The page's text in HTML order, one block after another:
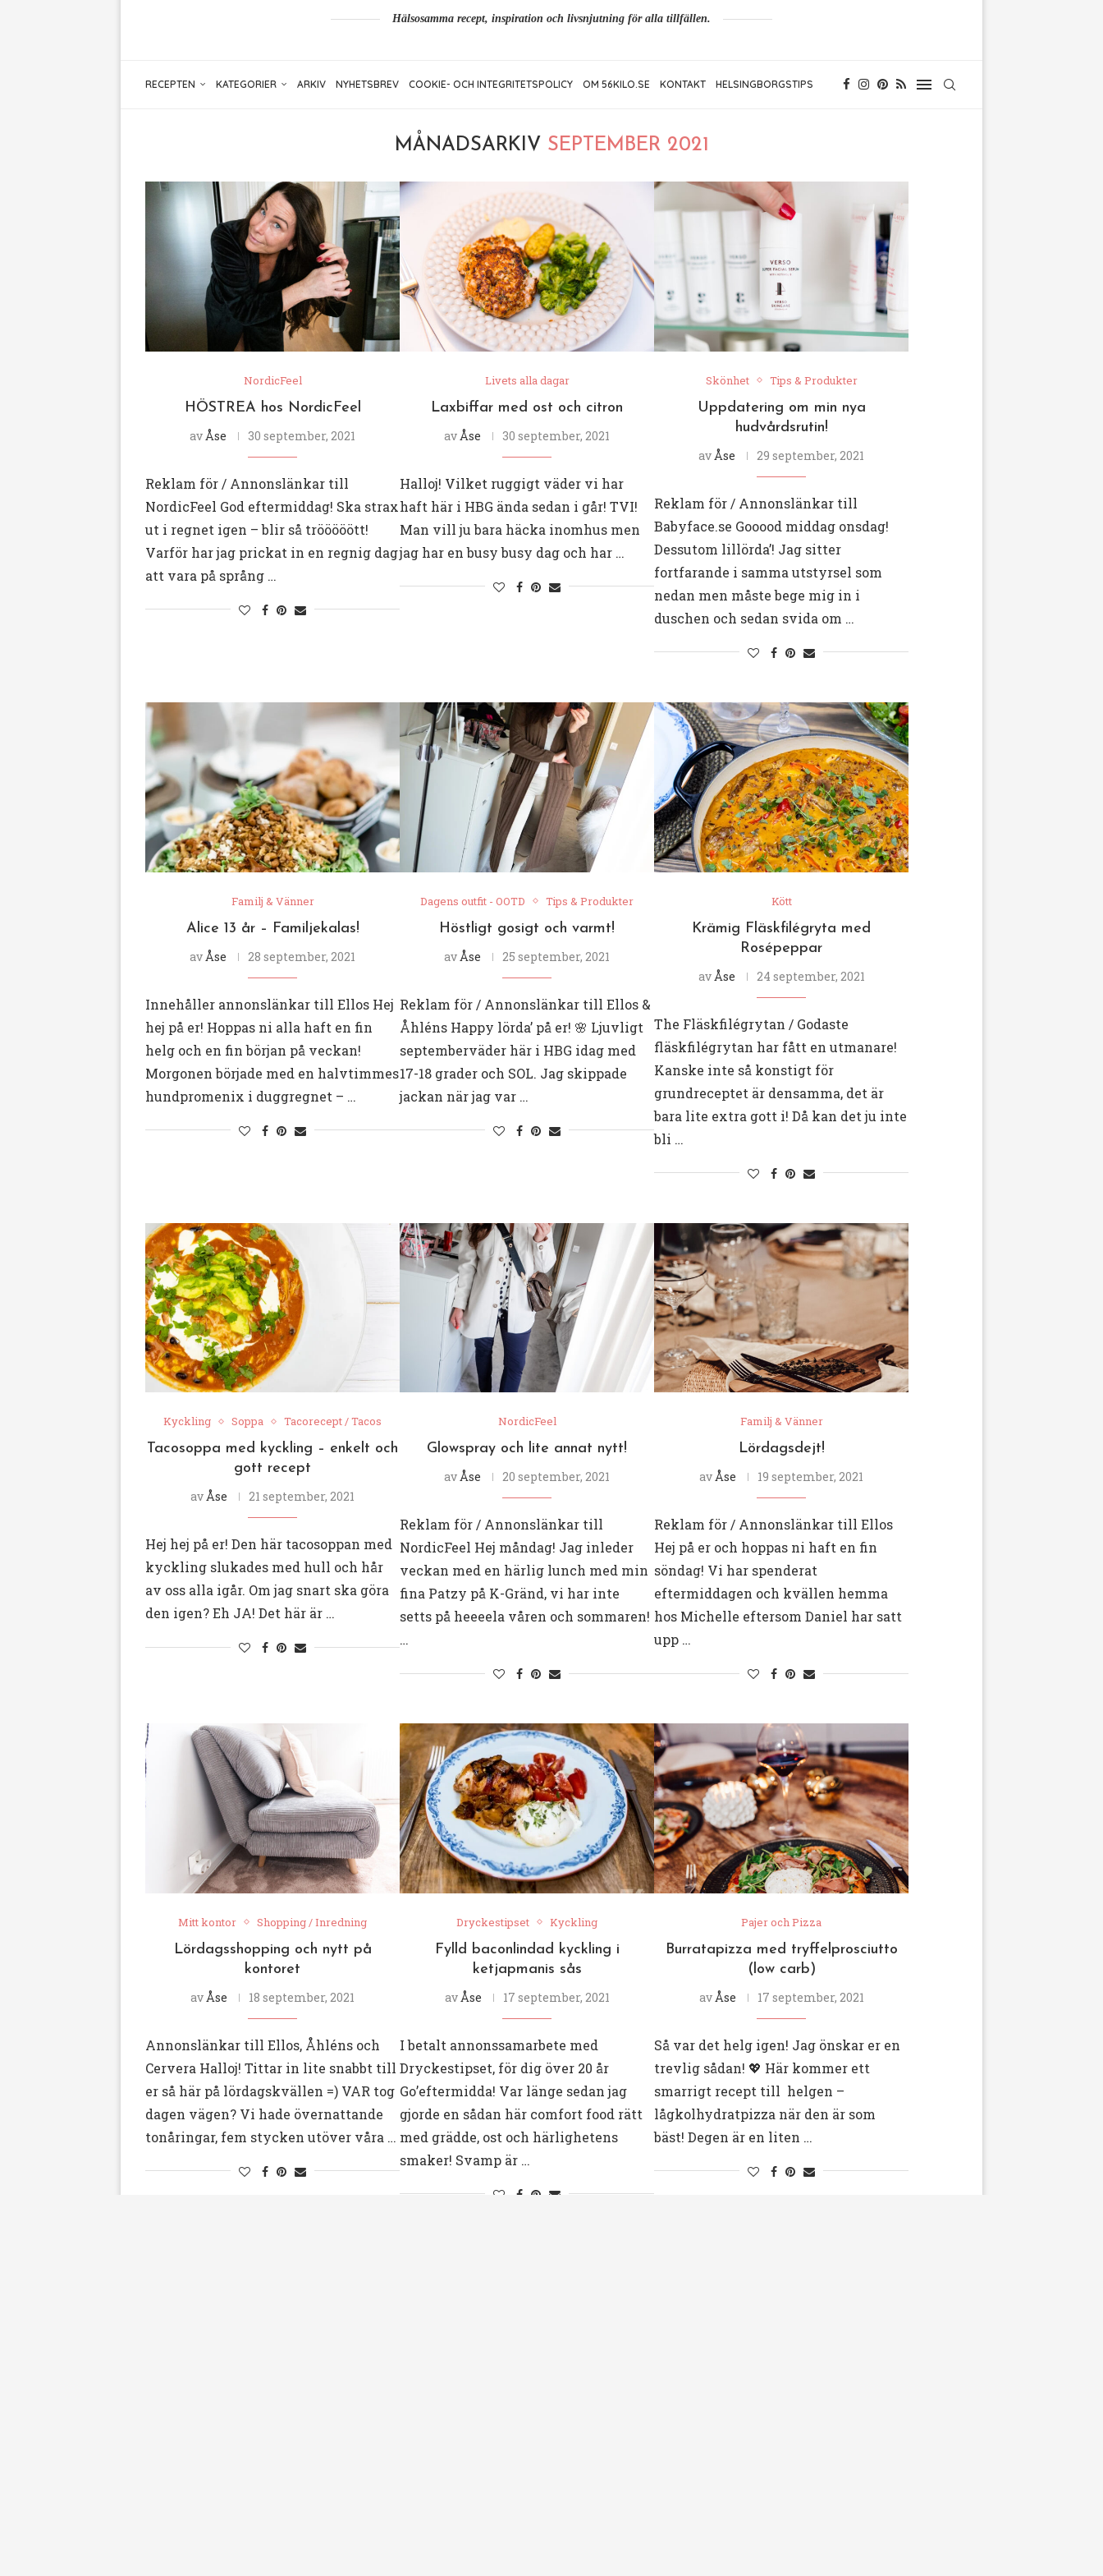
Hälsosamma recept, inspiration och livsnjutning för alla tillfällen.
RECEPTEN KATEGORIER ARKIV NYHETSBREV COOKIE- OCH INTEGRITETSPOLICY OM 56KILO.SE KONTAKT HELSINGBORGSTIPS
MÅNADSARKIV SEPTEMBER 2021
NordicFeel
HÖSTREA hos NordicFeel
avÅse 30 september, 2021
Reklam för / Annonslänkar till
NordicFeel God eftermiddag! Ska strax
ut i regnet igen – blir så trööööött!
Varför har jag prickat in en regnig dag
att vara på språng …
Livets alla dagar
Laxbiffar med ost och citron
avÅse 30 september, 2021
Halloj! Vilket ruggigt väder vi har
haft här i HBG ända sedan i går! TVI!
Man vill ju bara häcka inomhus men
jag har en busy busy dag och har …
Skönhet Tips & Produkter
Uppdatering om min nya
hudvårdsrutin!
avÅse 29 september, 2021
Reklam för / Annonslänkar till
Babyface.se Gooood middag onsdag!
Dessutom lillörda’! Jag sitter
fortfarande i samma utstyrsel som
nedan men måste bege mig in i
duschen och sedan svida om …
Familj & Vänner
Alice 13 år – Familjekalas!
av Åse 28 september, 2021
Innehåller annonslänkar till Ellos Hej
hej på er! Hoppas ni alla haft en fin
helg och en fin början på veckan!
Morgonen började med en halvtimmes
hundpromenix i duggregnet – …
Dagens outfit - OOTD Tips & Produkter
Höstligt gosigt och varmt!
av Åse 25 september, 2021
Reklam för / Annonslänkar till Ellos &
Åhléns Happy lörda’ på er! 🌸 Ljuvligt
septemberväder här i HBG idag med
17-18 grader och SOL. Jag skippade
jackan när jag var …
Kött
Krämig Fläskfilégryta med
Rosépeppar
av Åse 24 september, 2021
The Fläskfilégrytan / Godaste
fläskfilégrytan har fått en utmanare!
Kanske inte så konstigt för
grundreceptet är densamma, det är
bara lite extra gott i! Då kan det ju inte
bli …
Kyckling Soppa Tacorecept / Tacos
Tacosoppa med kyckling – enkelt och
gott recept
avÅse 21 september, 2021
Hej hej på er! Den här tacosoppan med
kyckling slukades med hull och hår
av oss alla igår. Om jag snart ska göra
den igen? Eh JA! Det här är …
NordicFeel
Glowspray och lite annat nytt!
avÅse 20 september, 2021
Reklam för / Annonslänkar till
NordicFeel Hej måndag! Jag inleder
veckan med en härlig lunch med min
fina Patzy på K-Gränd, vi har inte
setts på heeeela våren och sommaren!
…
Familj & Vänner
Lördagsdejt!
avÅse 19 september, 2021
Reklam för / Annonslänkar till Ellos
Hej på er och hoppas ni haft en fin
söndag! Vi har spenderat
eftermiddagen och kvällen hemma
hos Michelle eftersom Daniel har satt
upp …
Mitt kontor Shopping / Inredning
Lördagsshopping och nytt på
kontoret
avÅse 18 september, 2021
Annonslänkar till Ellos, Åhléns och
Cervera Halloj! Tittar in lite snabbt till
er så här på lördagskvällen =) VAR tog
dagen vägen? Vi hade övernattande
tonåringar, fem stycken utöver våra …
Dryckestipset Kyckling
Fylld baconlindad kyckling i
ketjapmanis sås
avÅse 17 september, 2021
I betalt annonssamarbete med
Dryckestipset, för dig över 20 år
Go’eftermidda! Var länge sedan jag
gjorde en sådan här comfort food rätt
med grädde, ost och härlighetens
smaker! Svamp är …
Pajer och Pizza
Burratapizza med tryffelprosciutto
(low carb)
avÅse 17 september, 2021
Så var det helg igen! Jag önskar er en
trevlig sådan! 💖 Här kommer ett
smarrigt recept till helgen –
lågkolhydratpizza när den är som
bäst! Degen är en liten …